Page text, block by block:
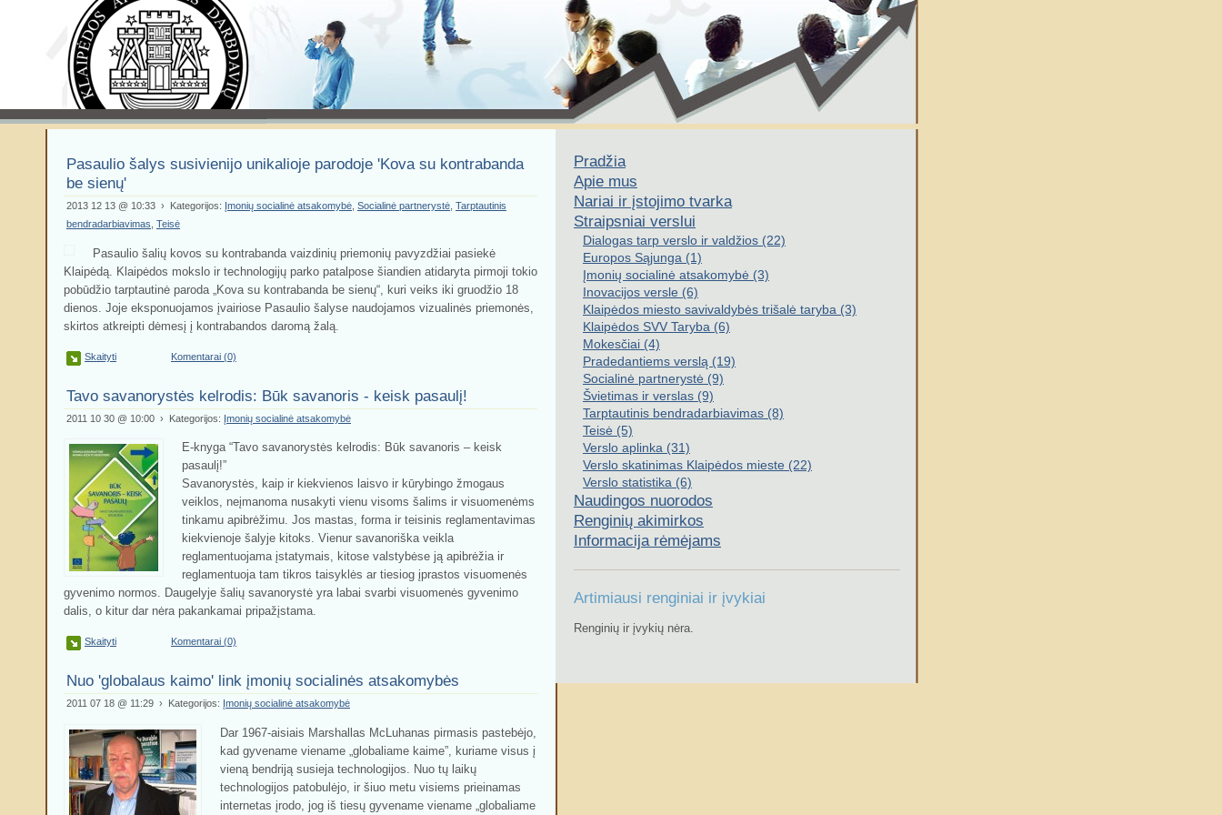
Pasaulio šalys susivienijo unikalioje parodoje 'Kova su kontrabanda
be sienų'
2013 12 13 @ 10:33 › Kategorijos: Įmonių socialinė atsakomybė Socialinė partnerystė Tarptautinis
bendradarbiavimas Teisė
Pasaulio šalių kovos su kontrabanda vaizdinių priemonių pavyzdžiai pasiekė
Klaipėdą. Klaipėdos mokslo ir technologijų parko patalpose šiandien atidaryta pirmoji tokio
pobūdžio tarptautinė paroda „Kova su kontrabanda be sienų“, kuri veiks iki gruodžio 18
dienos. Joje eksponuojamos įvairiose Pasaulio šalyse naudojamos vizualinės priemonės,
skirtos atkreipti dėmesį į kontrabandos daromą žalą.
Skaityti Komentarai (0)
Tavo savanorystės kelrodis: Būk savanoris - keisk pasaulį!
2011 10 30 @ 10:00 › Kategorijos: Įmonių socialinė atsakomybė
E-knyga “Tavo savanorystės kelrodis: Būk savanoris – keisk
pasaulį!”
Savanorystės, kaip ir kiekvienos laisvo ir kūrybingo žmogaus
veiklos, neįmanoma nusakyti vienu visoms šalims ir visuomenėms
tinkamu apibrėžimu. Jos mastas, forma ir teisinis reglamentavimas
kiekvienoje šalyje kitoks. Vienur savanoriška veikla
reglamentuojama įstatymais, kitose valstybėse ją apibrėžia ir
reglamentuoja tam tikros taisyklės ar tiesiog įprastos visuomenės
gyvenimo normos. Daugelyje šalių savanorystė yra labai svarbi visuomenės gyvenimo
dalis, o kitur dar nėra pakankamai pripažįstama.
Skaityti Komentarai (0)
Nuo 'globalaus kaimo' link įmonių socialinės atsakomybės
2011 07 18 @ 11:29 › Kategorijos: Įmonių socialinė atsakomybė
Dar 1967-aisiais Marshallas McLuhanas pirmasis pastebėjo,
kad gyvename viename „globaliame kaime”, kuriame visus į
vieną bendriją susieja technologijos. Nuo tų laikų
technologijos patobulėjo, ir šiuo metu visiems prieinamas
internetas įrodo, jog iš tiesų gyvename viename „globaliame
Pradžia
Apie mus
Nariai ir įstojimo tvarka
Straipsniai verslui
Dialogas tarp verslo ir valdžios (22)
Europos Sąjunga (1)
Įmonių socialinė atsakomybė (3)
Inovacijos versle (6)
Klaipėdos miesto savivaldybės trišalė taryba (3)
Klaipėdos SVV Taryba (6)
Mokesčiai (4)
Pradedantiems verslą (19)
Socialinė partnerystė (9)
Švietimas ir verslas (9)
Tarptautinis bendradarbiavimas (8)
Teisė (5)
Verslo aplinka (31)
Verslo skatinimas Klaipėdos mieste (22)
Verslo statistika (6)
Naudingos nuorodos
Renginių akimirkos
Informacija rėmėjams
Artimiausi renginiai ir įvykiai
Renginių ir įvykių nėra.